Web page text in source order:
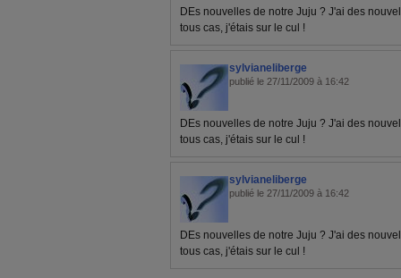
DEs nouvelles de notre Juju ? J'ai des
tous cas, j'étais sur le cul !
sylvianeliberge
publié le 27/11/2009 à 16:42
DEs nouvelles de notre Juju ? J'ai des
tous cas, j'étais sur le cul !
sylvianeliberge
publié le 27/11/2009 à 16:42
DEs nouvelles de notre Juju ? J'ai des
tous cas, j'étais sur le cul !